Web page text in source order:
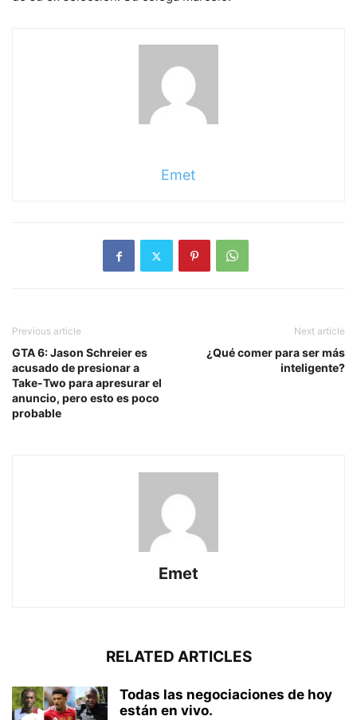
Emet
Previous article
GTA 6: Jason Schreier es
acusado de presionar a
Take-Two para apresurar el
anuncio, pero esto es poco
probable
Next article
¿Qué comer para ser más
inteligente?
Emet
RELATED ARTICLES
Todas las negociaciones de hoy
están en vivo.